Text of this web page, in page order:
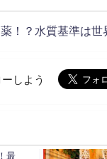
！？水質基準は
しよう
最